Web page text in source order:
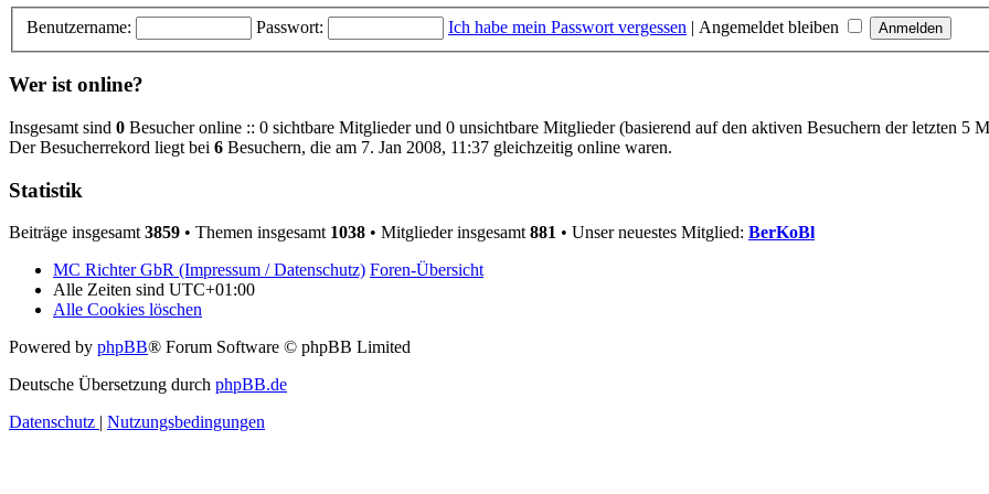
Benutzername: Passwort: Ich habe mein Passwort vergessen | Angemeldet bleiben
Wer ist online?
Insgesamt sind 0 Besucher online :: 0 sichtbare Mitglieder und 0 unsichtbare Mitglieder (basierend auf den aktiven Besuchern der letzten 5
Der Besucherrekord liegt bei 6 Besuchern, die am 7. Jan 2008, 11:37 gleichzeitig online waren.
Statistik
Beiträge insgesamt 3859 • Themen insgesamt 1038 • Mitglieder insgesamt 881 • Unser neuestes Mitglied: BerKoBl
MC Richter GbR (Impressum / Datenschutz) Foren-Übersicht
Alle Zeiten sind UTC+01:00
Alle Cookies löschen
Powered by phpBB® Forum Software © phpBB Limited
Deutsche Übersetzung durch phpBB.de
Datenschutz | Nutzungsbedingungen